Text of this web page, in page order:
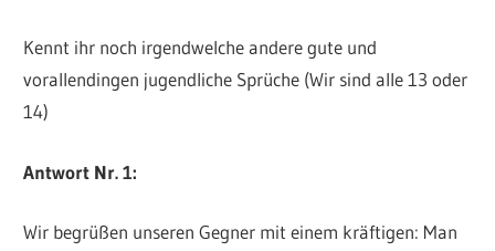
Kennt ihr noch irgendwelche andere gute und
vorallendingen jugendliche Sprüche (Wir sind alle 13 oder
14)
Antwort Nr. 1:
Wir begrüßen unseren Gegner mit einem kräftigen: Man